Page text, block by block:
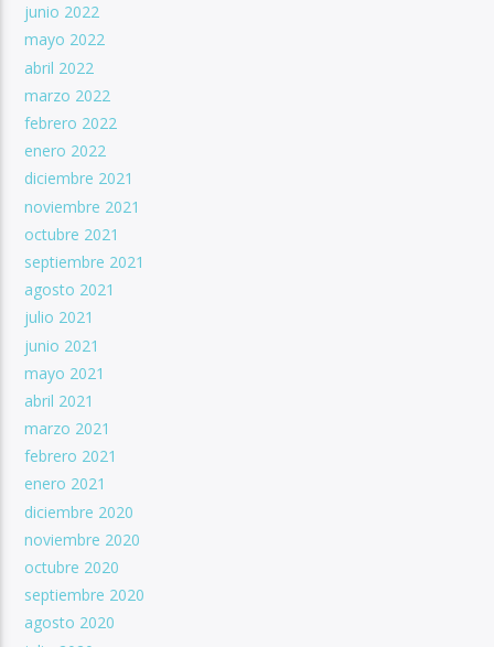
junio 2022
mayo 2022
abril 2022
marzo 2022
febrero 2022
enero 2022
diciembre 2021
noviembre 2021
octubre 2021
septiembre 2021
agosto 2021
julio 2021
junio 2021
mayo 2021
abril 2021
marzo 2021
febrero 2021
enero 2021
diciembre 2020
noviembre 2020
octubre 2020
septiembre 2020
agosto 2020